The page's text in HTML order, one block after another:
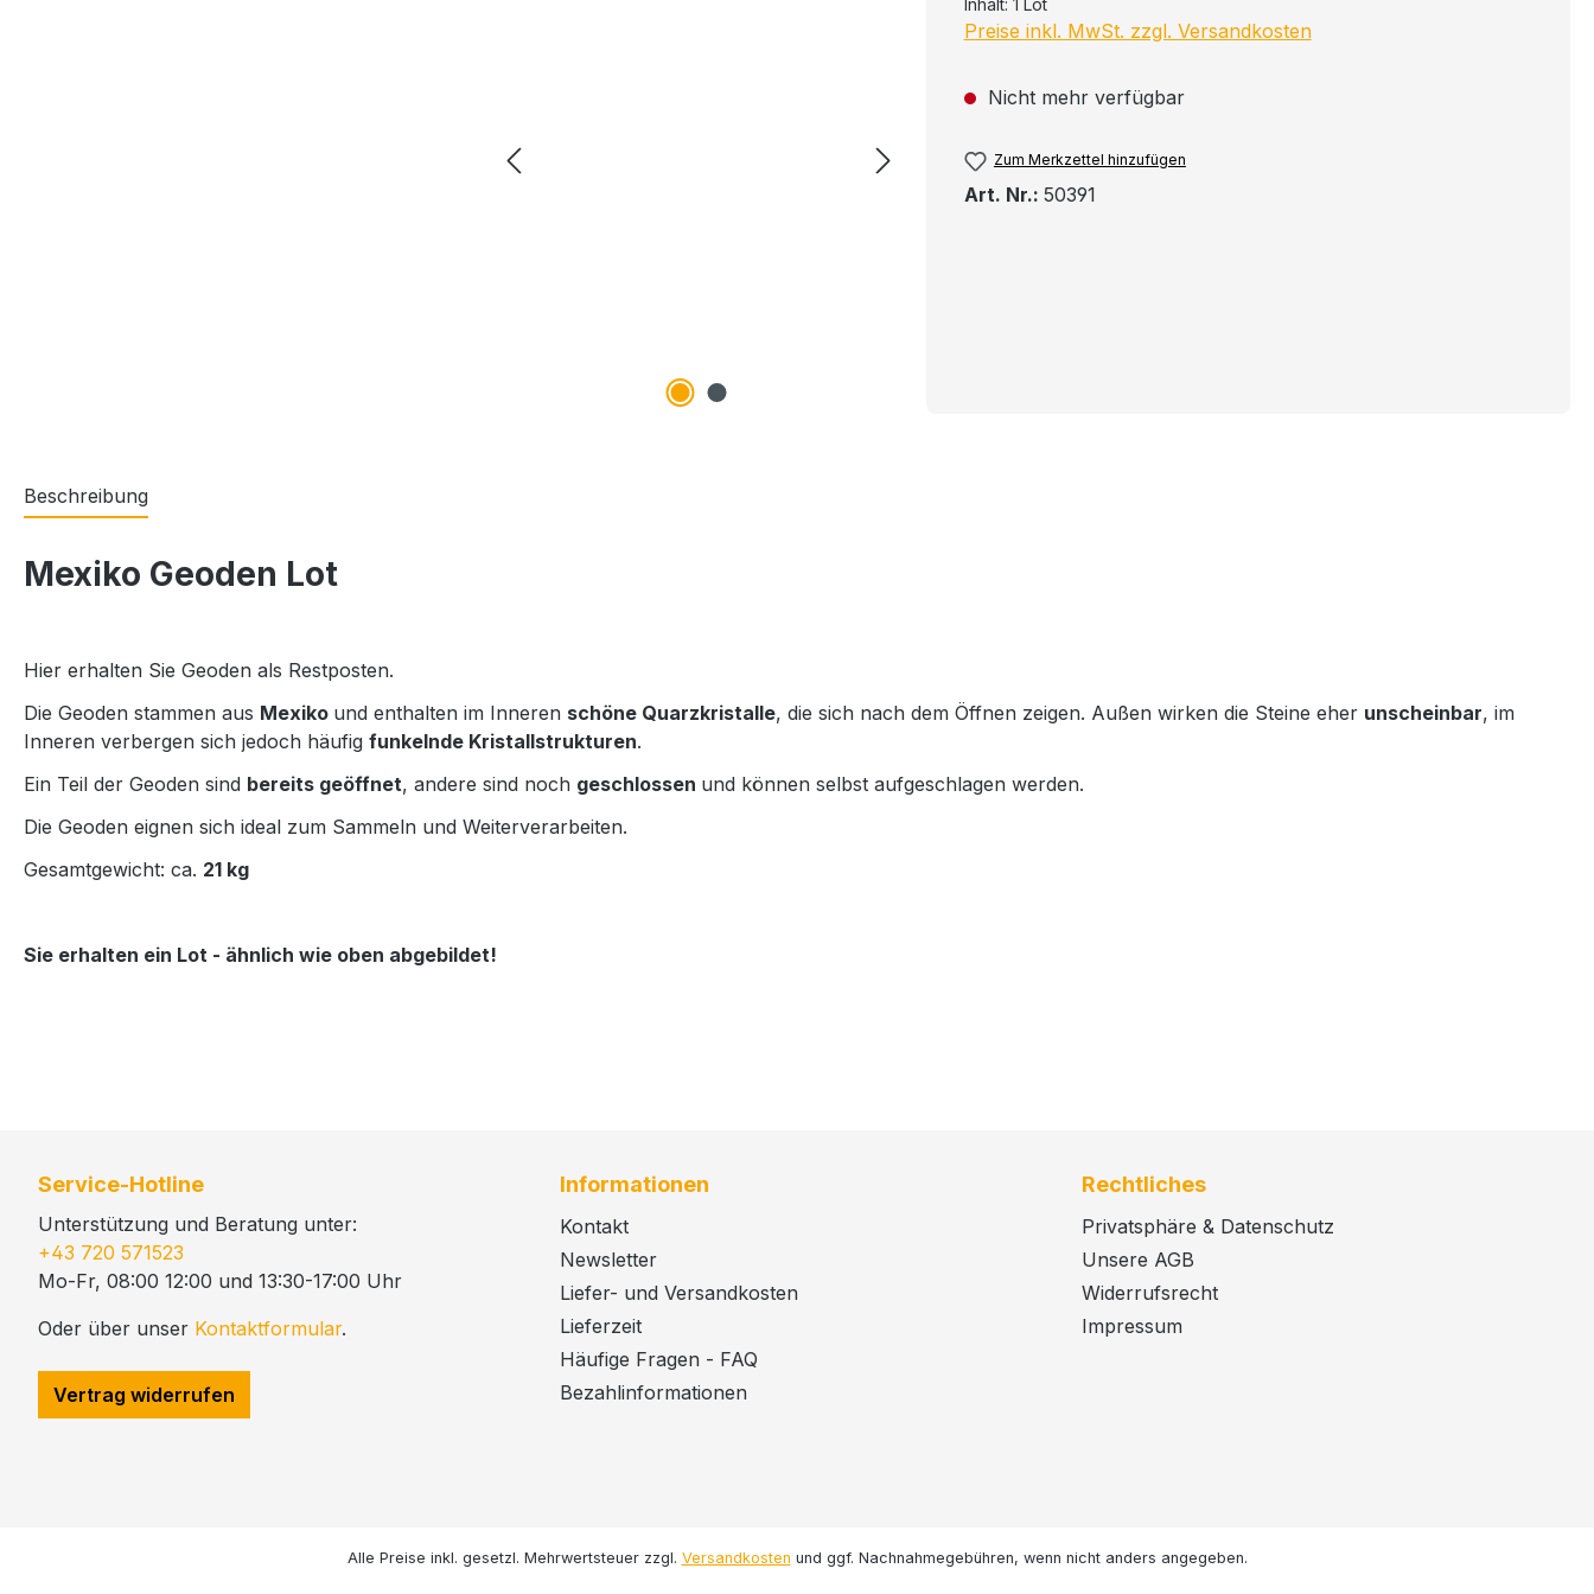
Inhalt: 1 Lot
Preise inkl. MwSt. zzgl. Versandkosten
Nicht mehr verfügbar
Zum Merkzettel hinzufügen
Art. Nr.: 50391
Beschreibung
Mexiko Geoden Lot
Hier erhalten Sie Geoden als Restposten.
Die Geoden stammen aus Mexiko und enthalten im Inneren schöne Quarzkristalle, die sich nach dem Öffnen zeigen. Außen wirken die Steine eher unscheinbar, im
Inneren verbergen sich jedoch häufig funkelnde Kristallstrukturen.
Ein Teil der Geoden sind bereits geöffnet, andere sind noch geschlossen und können selbst aufgeschlagen werden.
Die Geoden eignen sich ideal zum Sammeln und Weiterverarbeiten.
Gesamtgewicht: ca. 21 kg
Sie erhalten ein Lot - ähnlich wie oben abgebildet!
Service-Hotline
Unterstützung und Beratung unter:
+43 720 571523
Mo-Fr, 08:00 12:00 und 13:30-17:00 Uhr
Oder über unser Kontaktformular.
Vertrag widerrufen
Informationen
Kontakt
Newsletter
Liefer- und Versandkosten
Lieferzeit
Häufige Fragen - FAQ
Bezahlinformationen
Rechtliches
Privatsphäre & Datenschutz
Unsere AGB
Widerrufsrecht
Impressum
Alle Preise inkl. gesetzl. Mehrwertsteuer zzgl. Versandkosten und ggf. Nachnahmegebühren, wenn nicht anders angegeben.